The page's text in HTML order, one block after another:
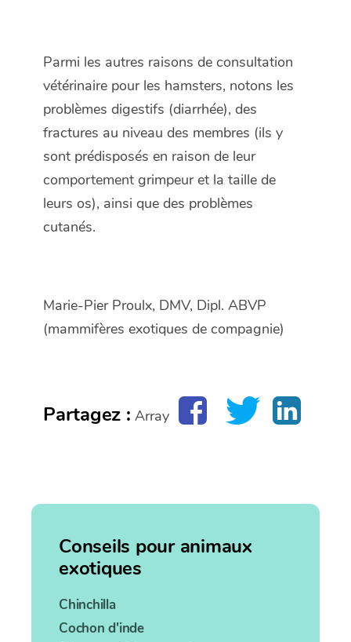
Parmi les autres raisons de consultation
vétérinaire pour les hamsters, notons les
problèmes digestifs (diarrhée), des
fractures au niveau des membres (ils y
sont prédisposés en raison de leur
comportement grimpeur et la taille de
leurs os), ainsi que des problèmes
cutanés.
Marie-Pier Proulx, DMV, Dipl. ABVP
(mammifères exotiques de compagnie)
Partagez : Array
Conseils pour animaux
exotiques
Chinchilla
Cochon d'inde